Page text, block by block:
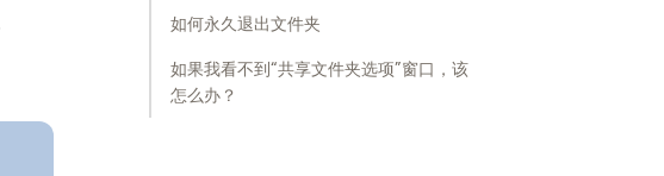
如何永久退出文件夹
如果我看不到“共享文件夹选项”窗口，该
怎么办？